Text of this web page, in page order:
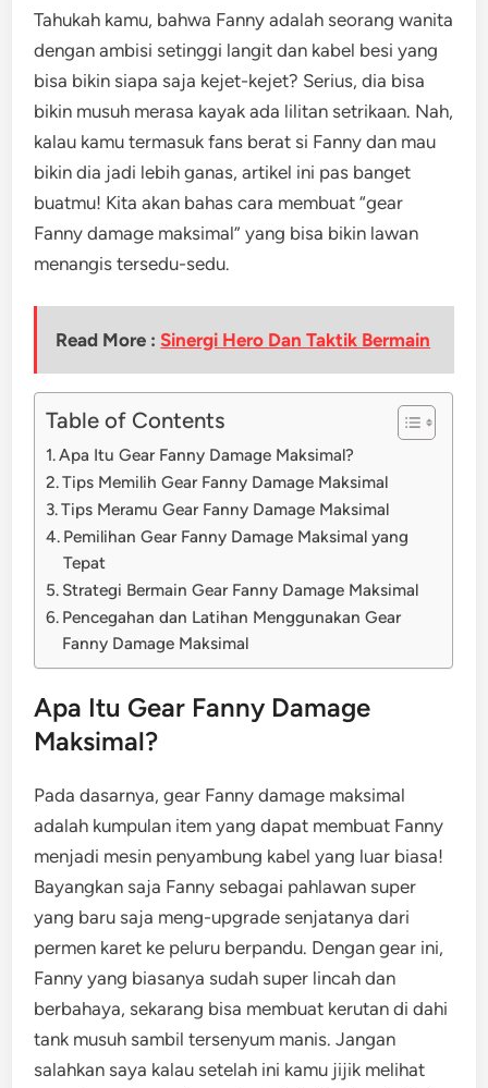
Tahukah kamu, bahwa Fanny adalah seorang wanita
dengan ambisi setinggi langit dan kabel besi yang
bisa bikin siapa saja kejet-kejet? Serius, dia bisa
bikin musuh merasa kayak ada lilitan setrikaan. Nah,
kalau kamu termasuk fans berat si Fanny dan mau
bikin dia jadi lebih ganas, artikel ini pas banget
buatmu! Kita akan bahas cara membuat “gear
Fanny damage maksimal” yang bisa bikin lawan
menangis tersedu-sedu.
Read More :Sinergi Hero Dan Taktik Bermain
Table of Contents
Apa Itu Gear Fanny Damage Maksimal?
Tips Memilih Gear Fanny Damage Maksimal
Tips Meramu Gear Fanny Damage Maksimal
Pemilihan Gear Fanny Damage Maksimal yang
Tepat
Strategi Bermain Gear Fanny Damage Maksimal
Pencegahan dan Latihan Menggunakan Gear
Fanny Damage Maksimal
Apa Itu Gear Fanny Damage
Maksimal?
Pada dasarnya, gear Fanny damage maksimal
adalah kumpulan item yang dapat membuat Fanny
menjadi mesin penyambung kabel yang luar biasa!
Bayangkan saja Fanny sebagai pahlawan super
yang baru saja meng-upgrade senjatanya dari
permen karet ke peluru berpandu. Dengan gear ini,
Fanny yang biasanya sudah super lincah dan
berbahaya, sekarang bisa membuat kerutan di dahi
tank musuh sambil tersenyum manis. Jangan
salahkan saya kalau setelah ini kamu jijik melihat